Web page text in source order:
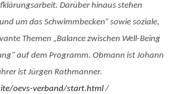
Darüber hinaus stehen
um das Schwimmbecken“ sowie soziale,
Themen „Balance zwischen Well-Being
auf dem Programm. Obmann ist Johann
ist Jürgen Rathmanner.
oevs-verband/start.html /